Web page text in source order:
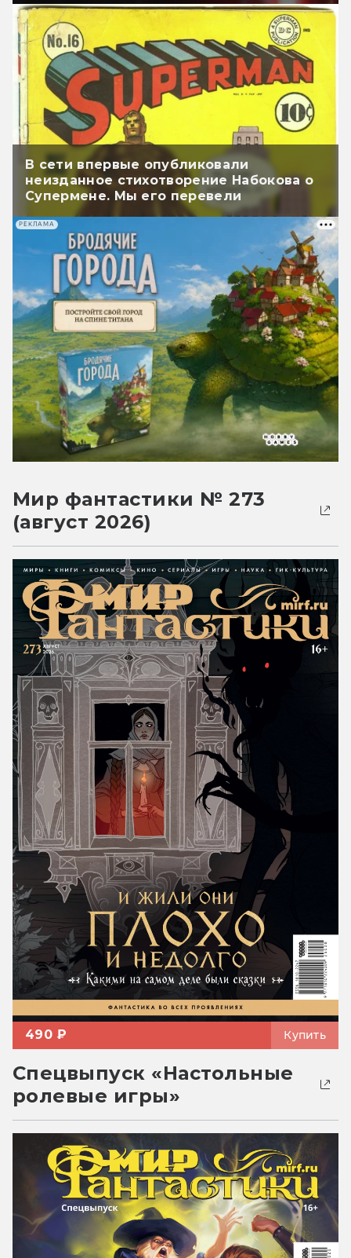
В сети впервые опубликовали
неизданное стихотворение Набокова о
Супермене. Мы его перевели
РЕКЛАМА
Мир фантастики № 273
(август 2026)
490 ₽ Купить
Спецвыпуск «Настольные
ролевые игры»